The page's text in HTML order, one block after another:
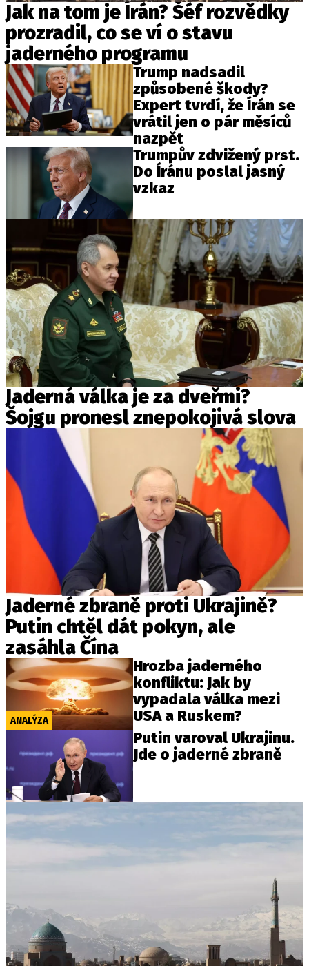
Jak na tom je Írán? Šéf rozvědky
prozradil, co se ví o stavu
jaderného programu
Trump nadsadil
způsobené škody?
Expert tvrdí, že Írán se
vrátil jen o pár měsíců
nazpět
Trumpův zdvižený prst.
Do Íránu poslal jasný
vzkaz
Jaderná válka je za dveřmi?
Šojgu pronesl znepokojivá slova
Jaderné zbraně proti Ukrajině?
Putin chtěl dát pokyn, ale
zasáhla Čína
ANALÝZA
Hrozba jaderného
konfliktu: Jak by
vypadala válka mezi
USA a Ruskem?
Putin varoval Ukrajinu.
Jde o jaderné zbraně